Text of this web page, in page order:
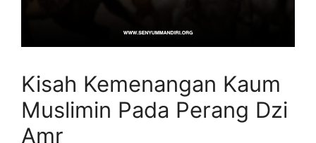
Kisah Kemenangan Kaum
Muslimin Pada Perang Dzi
Amr